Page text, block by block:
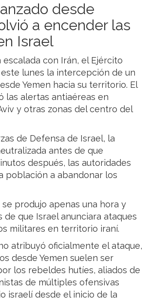
desde
a encender las
Israel
escalada con Irán, el Ejército
lunes la intercepción de un
Yemen hacia su territorio. El
las alertas antiaéreas en
y otras zonas del centro del
de Defensa de Israel, la
antes de que
después, las autoridades
población a abandonar los
se produjo apenas una hora y
de que Israel anunciara ataques
militares en territorio iraní.
atribuyó oficialmente el ataque,
desde Yemen suelen ser
los rebeldes hutíes, aliados de
de múltiples ofensivas
israelí desde el inicio de la